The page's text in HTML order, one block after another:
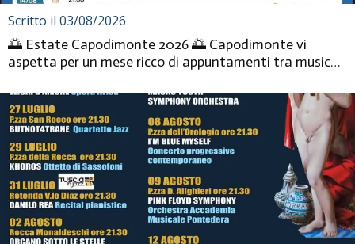
Scritto il 03/08/2026
🌅 Estate Capodimonte 2026 🌅 Capodimonte vi
aspetta per un mese ricco di appuntamenti tra musica